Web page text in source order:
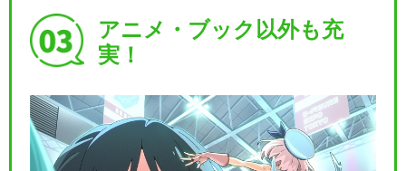
アニメ・ブック以外も充
実！